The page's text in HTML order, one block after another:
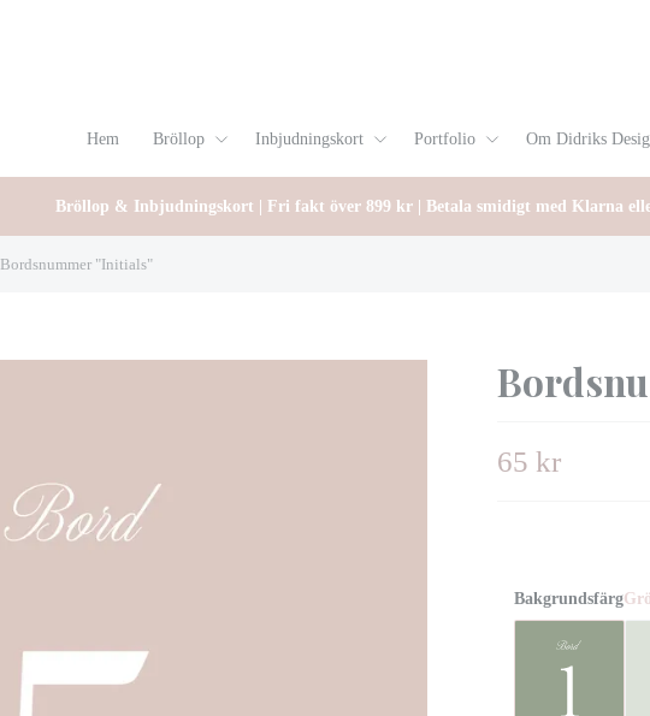
Hem Bröllop Inbjudningskort Portfolio Om Didriks
Bröllop & Inbjudningskort | Fri fakt över 899 kr | Betala smidigt med Klarna
Bordsnummer "Initials"
65 kr
Bakgrundsfärg